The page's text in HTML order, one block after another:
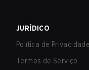
JURÍDICO
Política de Privacidade
Termos de Serviço